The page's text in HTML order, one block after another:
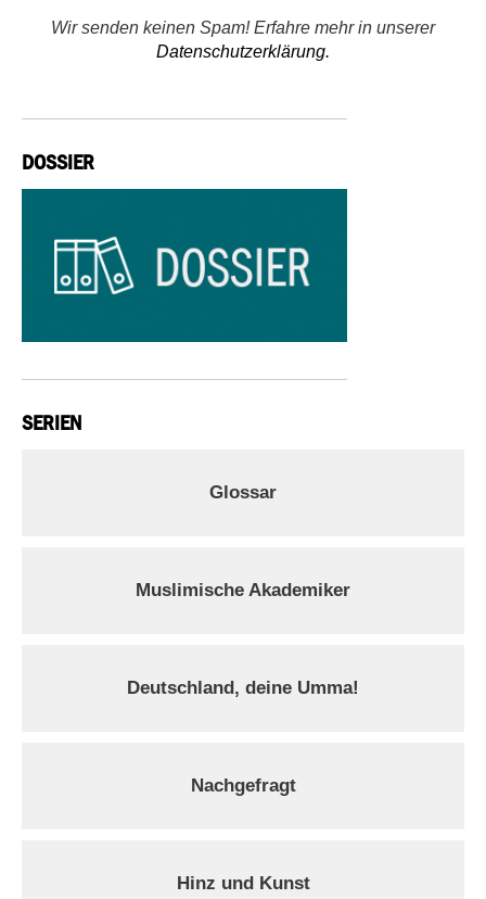
Wir senden keinen Spam! Erfahre mehr in unserer
Datenschutzerklärung.
DOSSIER
SERIEN
Glossar
Muslimische Akademiker
Deutschland, deine Umma!
Nachgefragt
Hinz und Kunst